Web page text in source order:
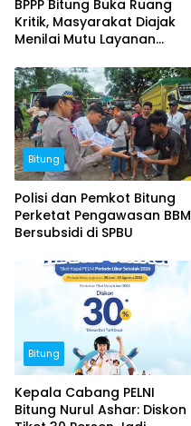
BPPP Bitung Buka Ruang
Kritik, Masyarakat Diajak
Menilai Mutu Layanan
Bitung
Polisi dan Pemkot Bitung
Perketat Pengawasan BBM
Bersubsidi di SPBU
Bitung
Kepala Cabang PELNI
Bitung Nurul Ashar: Diskon